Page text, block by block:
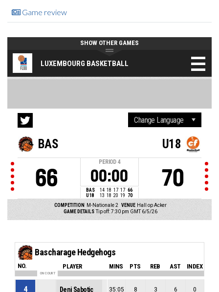
Game review